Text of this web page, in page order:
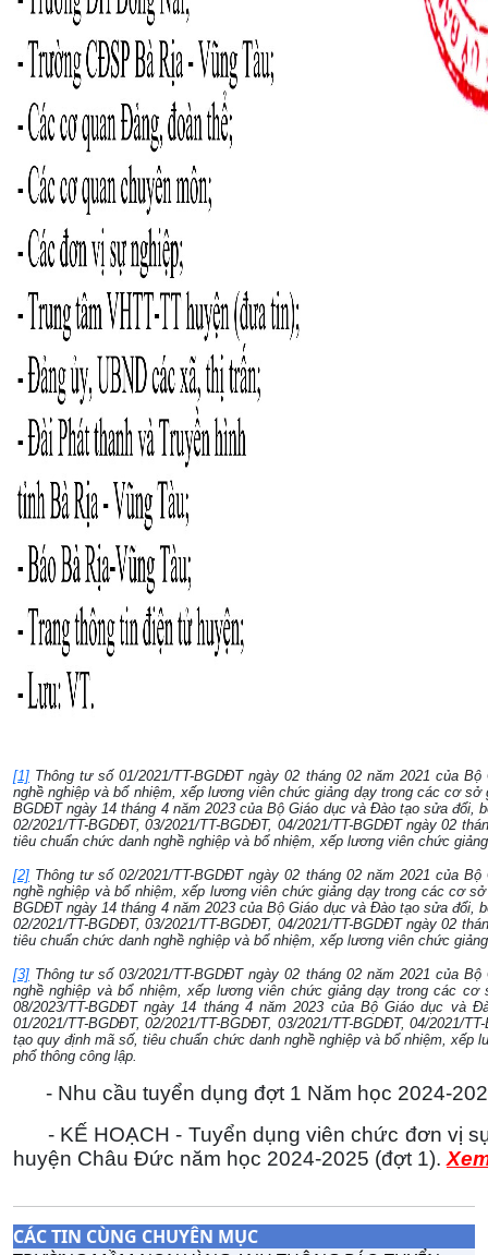
[1] Thông tư số 01/2021/TT-BGDĐT ngày 02 tháng 02 năm 2021 của
nghề nghiệp và bổ nhiệm, xếp lương viên chức giảng dạy trong các cơ
BGDĐT ngày 14 tháng 4 năm 2023 của Bộ Giáo dục và Đào tạo sửa đổi,
02/2021/TT-BGDĐT, 03/2021/TT-BGDĐT, 04/2021/TT-BGDĐT ngày 02
tiêu chuẩn chức danh nghề nghiệp và bổ nhiệm, xếp lương viên chức
[2] Thông tư số 02/2021/TT-BGDĐT ngày 02 tháng 02 năm 2021 của
nghề nghiệp và bổ nhiệm, xếp lương viên chức giảng dạy trong các cơ
BGDĐT ngày 14 tháng 4 năm 2023 của Bộ Giáo dục và Đào tạo sửa đổi,
02/2021/TT-BGDĐT, 03/2021/TT-BGDĐT, 04/2021/TT-BGDĐT ngày 02
tiêu chuẩn chức danh nghề nghiệp và bổ nhiệm, xếp lương viên chức
[3] Thông tư số 03/2021/TT-BGDĐT ngày 02 tháng 02 năm 2021 của
nghề nghiệp và bổ nhiệm, xếp lương viên chức giảng dạy trong các
08/2023/TT-BGDĐT ngày 14 tháng 4 năm 2023 của Bộ Giáo dục
01/2021/TT-BGDĐT, 02/2021/TT-BGDĐT, 03/2021/TT-BGDĐT, 04/2021/
tạo quy định mã số, tiêu chuẩn chức danh nghề nghiệp và bổ nhiệm,
phổ thông công lập.
- Nhu cầu tuyển dụng đợt 1 Năm học 2024-
- KẾ HOẠCH - Tuyển dụng viên chức đơn vị
huyện Châu Đức năm học 2024-2025 (đợt 1).
CÁC TIN CÙNG CHUYÊN MỤC